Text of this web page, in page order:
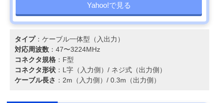
Yahoo!で見る
タイプ：ケーブル一体型（入出力）
対応周波数 ：47〜3224MHz
コネクタ規格 ：F型
コネクタ形状 ：L字（入力側）/ ネジ式（出力側）
ケーブル長さ ：2m（入力側）/ 0.3m（出力側）